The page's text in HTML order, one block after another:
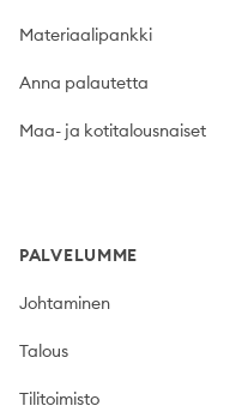
Materiaalipankki
Anna palautetta
Maa- ja kotitalousnaiset
PALVELUMME
Johtaminen
Talous
Tilitoimisto